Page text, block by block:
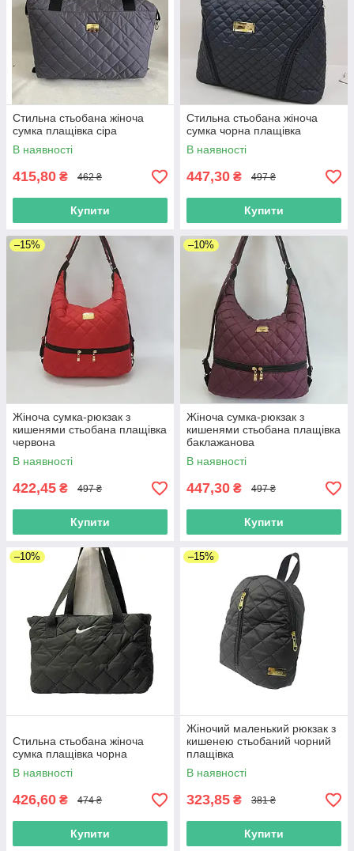
Стильна стьобана жіноча
сумка плащівка сіра
В наявності
415,80 ₴ 462 ₴
Купити
Стильна стьобана жіноча
сумка чорна плащівка
В наявності
447,30 ₴ 497 ₴
Купити
–15%
Жіноча сумка-рюкзак з
кишенями стьобана плащівка
червона
В наявності
422,45 ₴ 497 ₴
Купити
–10%
Жіноча сумка-рюкзак з
кишенями стьобана плащівка
баклажанова
В наявності
447,30 ₴ 497 ₴
Купити
–10%
Стильна стьобана жіноча
сумка плащівка чорна
В наявності
426,60 ₴ 474 ₴
Купити
–15%
Жіночий маленький рюкзак з
кишенею стьобаний чорний
плащівка
В наявності
323,85 ₴ 381 ₴
Купити